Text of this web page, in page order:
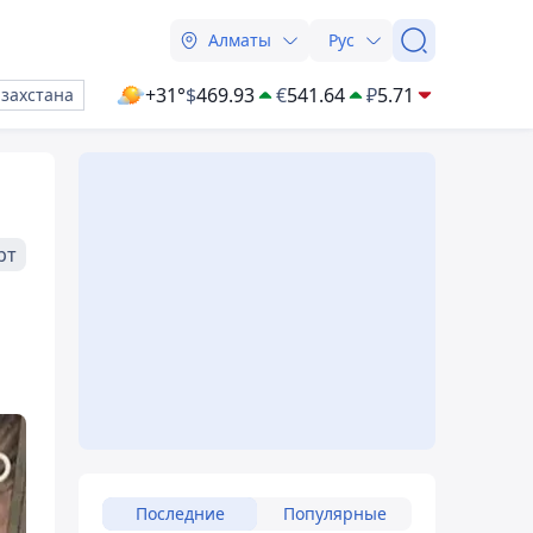
Алматы Рус
+31°$469.93 €541.64 ₽5.71
Последние Популярные